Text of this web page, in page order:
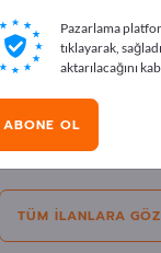
Reklamlar
TÜM ILANLARA
Pazarlama
tıklayarak,
aktarılacağını
ABONE OL